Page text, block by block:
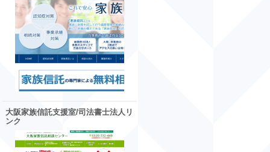
大阪家族信託支援室/司法書士法人リ
ンク